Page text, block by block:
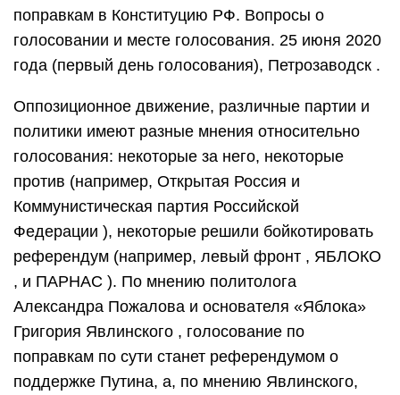
поправкам в Конституцию РФ. Вопросы о
голосовании и месте голосования. 25 июня 2020
года (первый день голосования), Петрозаводск .
Оппозиционное движение, различные партии и
политики имеют разные мнения относительно
голосования: некоторые за него, некоторые
против (например, Открытая Россия и
Коммунистическая партия Российской
Федерации ), некоторые решили бойкотировать
референдум (например, левый фронт , ЯБЛОКО
, и ПАРНАС ). По мнению политолога
Александра Пожалова и основателя «Яблока»
Григория Явлинского , голосование по
поправкам по сути станет референдумом о
поддержке Путина, а, по мнению Явлинского,